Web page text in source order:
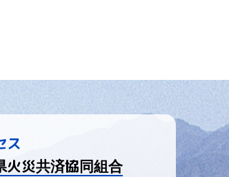
ス
火災共済協同組合